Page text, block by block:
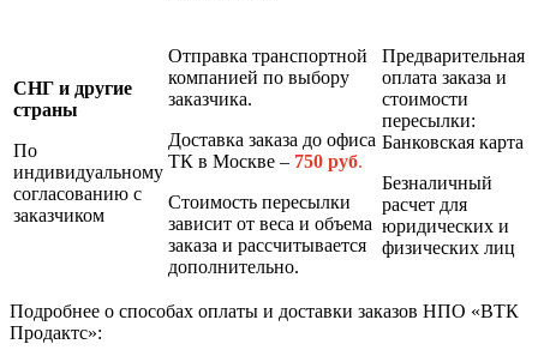
СНГ и другие
страны
По
индивидуальному
согласованию с
заказчиком
Отправка транспортной
компанией по выбору
заказчика.
Доставка заказа до офиса
ТК в Москве – 750 руб.
Стоимость пересылки
зависит от веса и объема
заказа и рассчитывается
дополнительно.
Предварительная
оплата заказа и
стоимости
пересылки:
Банковская карта
Безналичный
расчет для
юридических и
физических лиц
Подробнее о способах оплаты и доставки заказов НПО «ВТК
Продактс»: